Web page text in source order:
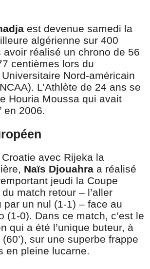
est devenue samedi la
algérienne sur 400
avoir réalisé un chrono de 56
centièmes lors du
Nord-américain
L’Athlète de 24 ans se
Houria Moussa qui avait
en 2006.
avec Rijeka la
Naïs Djouahra a réalisé
jeudi la Coupe
match retour – l’aller
par un nul (1-1) – face au
(1-0). Dans ce match, c’est le
qui a été l’unique buteur, à
(60’), sur une superbe frappe
en pleine lucarne.